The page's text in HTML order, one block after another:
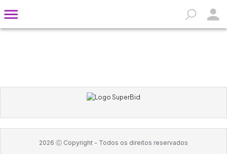
2026 Ⓒ Copyright - Todos os direitos reservados